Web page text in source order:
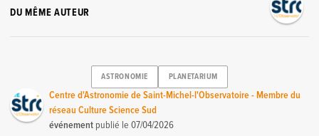
DU MÊME AUTEUR
ASTRONOMIE PLANETARIUM
Centre d'Astronomie de Saint-Michel-l'Observatoire - Membre du
réseau Culture Science Sud
événement publié le07/04/2026